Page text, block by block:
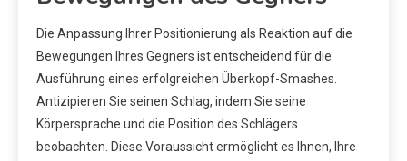
Die Anpassung Ihrer Positionierung als Reaktion auf die
Bewegungen Ihres Gegners ist entscheidend für die
Ausführung eines erfolgreichen Überkopf-Smashes.
Antizipieren Sie seinen Schlag, indem Sie seine
Körpersprache und die Position des Schlägers
beobachten. Diese Voraussicht ermöglicht es Ihnen, Ihre